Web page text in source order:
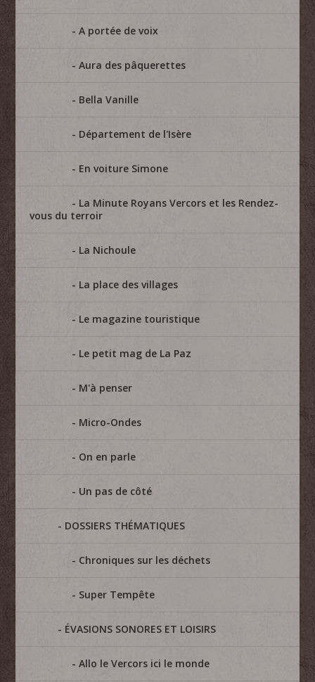
A portée de voix
Aura des pâquerettes
Bella Vanille
Département de l'Isère
En voiture Simone
La Minute Royans Vercors et les Rendez-
vous du terroir
La Nichoule
La place des villages
Le magazine touristique
Le petit mag de La Paz
M'à penser
Micro-Ondes
On en parle
Un pas de côté
DOSSIERS THÉMATIQUES
Chroniques sur les déchets
Super Tempête
ÉVASIONS SONORES ET LOISIRS
Allo le Vercors ici le monde